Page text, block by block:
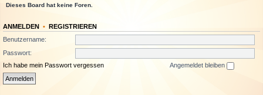
Dieses Board hat keine Foren.
ANMELDEN • REGISTRIEREN
Benutzername:
Passwort:
Ich habe mein Passwort vergessen
Angemeldet bleiben